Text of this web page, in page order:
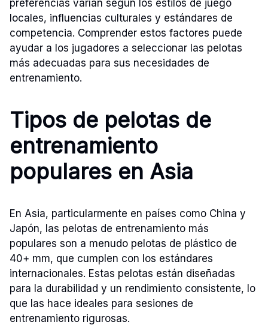
preferencias varían según los estilos de juego
locales, influencias culturales y estándares de
competencia. Comprender estos factores puede
ayudar a los jugadores a seleccionar las pelotas
más adecuadas para sus necesidades de
entrenamiento.
Tipos de pelotas de
entrenamiento
populares en Asia
En Asia, particularmente en países como China y
Japón, las pelotas de entrenamiento más
populares son a menudo pelotas de plástico de
40+ mm, que cumplen con los estándares
internacionales. Estas pelotas están diseñadas
para la durabilidad y un rendimiento consistente, lo
que las hace ideales para sesiones de
entrenamiento rigurosas.